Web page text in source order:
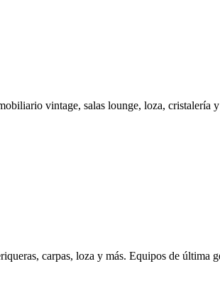
vintage, salas lounge, loza, cristalería
carpas, loza y más. Equipos de última